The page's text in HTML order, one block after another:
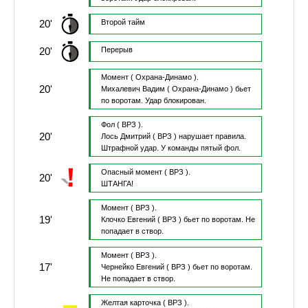
20' Второй тайм
20' Перерыв
20'
Момент ( Охрана-Динамо ).
Михалевич Вадим ( Охрана-Динамо ) бьет
по воротам. Удар блокирован.
20'
Фол ( ВРЗ ).
Лось Дмитрий( ВРЗ ) нарушает правила.
Штрафной удар. У команды пятый фол.
20' Опасный момент ( ВРЗ ).
ШТАНГА!
19'
Момент ( ВРЗ ).
Клочко Евгений( ВРЗ ) бьет по воротам.
Не
попадает в створ.
17'
Момент ( ВРЗ ).
Чернейко Евгений( ВРЗ ) бьет по воротам.
Не попадает в створ.
Желтая карточка ( ВРЗ ).